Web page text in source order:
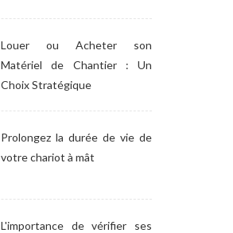
Louer ou Acheter son
Matériel de Chantier : Un
Choix Stratégique
Prolongez la durée de vie de
votre chariot à mât
L'importance de vérifier ses